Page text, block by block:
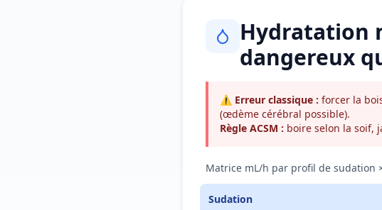
Hydratation
dangereux
⚠ Erreur classique : forcer la
(œdème cérébral possible).
Règle ACSM : boire selon la soif,
Matrice mL/h par profil de sudation
Sudation